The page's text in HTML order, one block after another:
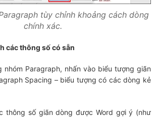
tùy chỉnh khoảng cách dòng
chính xác.
các thông số có sẵn
nhóm Paragraph, nhấn vào biểu tượng giãn
Spacing – biểu tượng có các dòng kẻ
thông số giãn dòng được Word gợi ý (như